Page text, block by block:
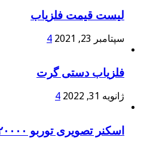
لیست قیمت فلزیاب
سپتامبر 23, 2021 4
فلزیاب دستی گرت
ژانویه 31, 2022 4
اسکنر تصویری توربو ۲۰۰۰۰